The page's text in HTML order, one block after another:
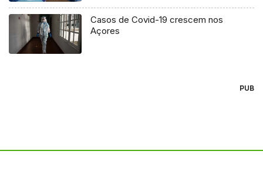
Casos de Covid-19 crescem nos
Açores
PUB